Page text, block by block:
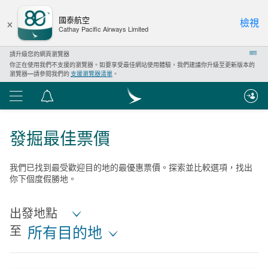
× 國泰航空
Cathay Pacific Airways Limited 檢視
關閉
請升級您的網頁瀏覽器
你正在使用我們不支援的瀏覽器。如要享受最佳網站使用體驗，我們建議你升級至更新版本的
瀏覽器—請參閱我們的支援瀏覽器清單 。
心
發掘最佳票價
我們已找到最受歡迎目的地的最優惠票價。探索並比較選項，找出
你下個度假勝地。
出發地點
至 所有目的地